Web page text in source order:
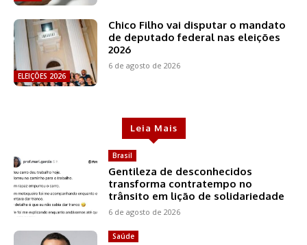
ELEIÇÕES 2026
Chico Filho vai disputar o mandato
de deputado federal nas eleições
2026
6 de agosto de 2026
Leia Mais
Brasil
Gentileza de desconhecidos
transforma contratempo no
trânsito em lição de solidariedade
6 de agosto de 2026
Saúde